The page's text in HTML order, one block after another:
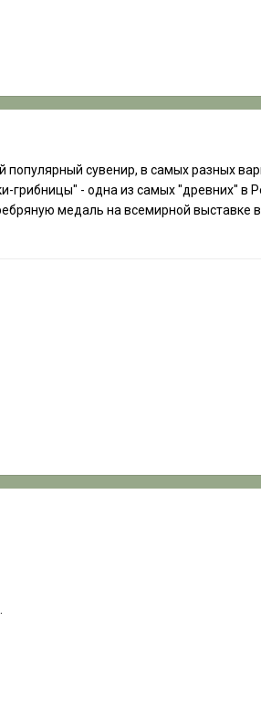
сувенир, в самых разных
грибницы" - одна из самых "древних" в
медаль на всемирной выставке